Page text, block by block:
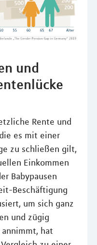
und
Rente und
es mit einer
zu schließen gilt,
Einkommen
Babypausen
Beschäftigung
um sich ganz
und zügig
hat